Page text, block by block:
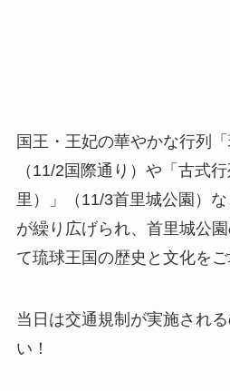
国王・王妃の華やかな行列
（11/2国際通り）や「古式
里）」（11/3首里城公園）
が繰り広げられ、首里城公
て琉球王国の歴史と文化をご
当日は交通規制が実施され
い！